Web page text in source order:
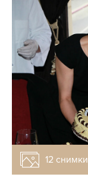
12 снимки